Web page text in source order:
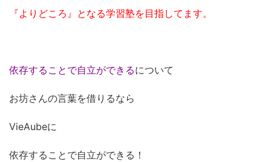
『よりどころ』となる学習塾を目指してます。
依存することで自立ができるについて
お坊さんの言葉を借りるなら
VieAubeに
依存することで自立ができる！